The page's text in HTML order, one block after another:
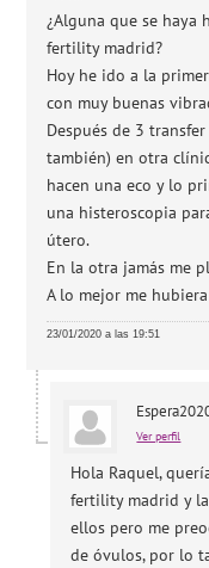
¿Alguna que se haya
fertility madrid?
Hoy he ido a la
con muy buenas
Después de 3
también) en otra
hacen una eco y lo
una histeroscopia
útero.
En la otra jamás me
A lo mejor me
23/01/2020 a las 19:51
Ver perfil
Hola Raquel,
fertility madrid y
ellos pero me
de óvulos, por lo